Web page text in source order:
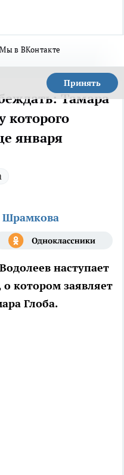
Мы в ВКонтакте
Принять
Тамара
которого
января
Шрамкова
наступает
котором заявляет
Глоба.